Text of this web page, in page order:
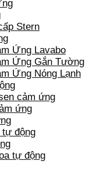
Stern
Ứng Lavabo
Ứng Gắn Tường
Ứng Nóng Lạnh
cảm ứng
ứng
tự động
tự động